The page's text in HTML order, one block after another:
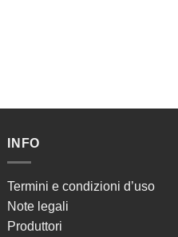
INFO
Termini e condizioni d’uso
Note legali
Produttori